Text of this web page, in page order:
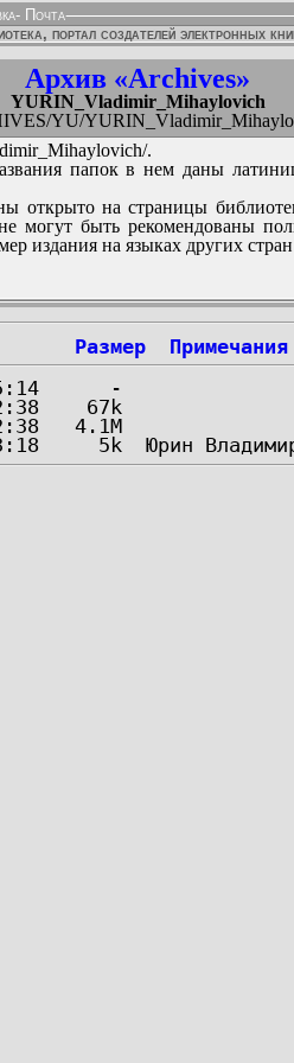
- Почта
портал создателей электронных
Архив «Archives»
YURIN_Vladimir_Mihaylovich
YU/
.
папок в нем даны
на страницы
могут быть рекомендованы
издания на языках других
Размер
Примечания